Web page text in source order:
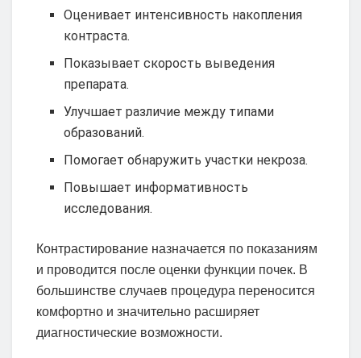
Оценивает интенсивность накопления
контраста.
Показывает скорость выведения
препарата.
Улучшает различие между типами
образований.
Помогает обнаружить участки некроза.
Повышает информативность
исследования.
Контрастирование назначается по показаниям
и проводится после оценки функции почек. В
большинстве случаев процедура переносится
комфортно и значительно расширяет
диагностические возможности.